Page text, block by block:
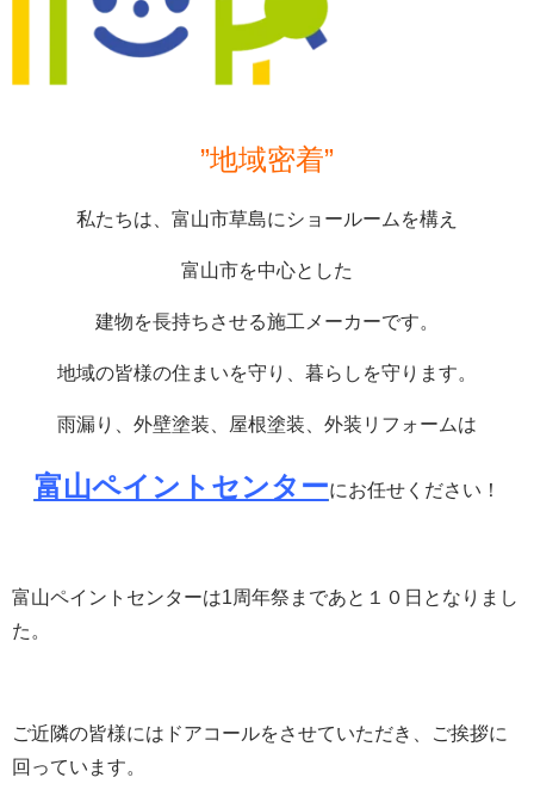
”地域密着”
私たちは、富山市草島にショールームを構え
富山市を中心とした
建物を長持ちさせる施工メーカーです。
地域の皆様の住まいを守り、暮らしを守ります。
雨漏り、外壁塗装、屋根塗装、外装リフォームは
富山ペイントセンターにお任せください！
富山ペイントセンターは1周年祭まであと１０日となりまし
た。
ご近隣の皆様にはドアコールをさせていただき、ご挨拶に
回っています。